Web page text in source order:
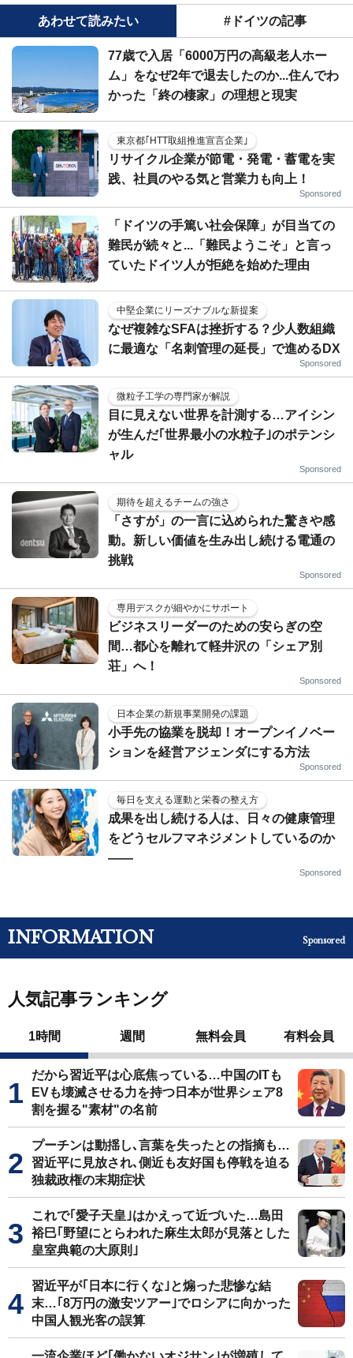
あわせて読みたい #ドイツの記事
77歳で入居「6000万円の高級老人ホー
ム」をなぜ2年で退去したのか...住んでわ
かった「終の棲家」の理想と現実
東京都｢HTT取組推進宣言企業｣
リサイクル企業が節電・発電・蓄電を実
践、社員のやる気と営業力も向上！
Sponsored
「ドイツの手篤い社会保障」が目当ての
難民が続々と...「難民ようこそ」と言っ
ていたドイツ人が拒絶を始めた理由
中堅企業にリーズナブルな新提案
なぜ複雑なSFAは挫折する？少人数組織
に最適な「名刺管理の延長」で進めるDX
Sponsored
微粒子工学の専門家が解説
目に見えない世界を計測する…アイシン
が生んだ｢世界最小の水粒子｣のポテンシ
ャル
Sponsored
期待を超えるチームの強さ
「さすが」の一言に込められた驚きや感
動。新しい価値を生み出し続ける電通の
挑戦
Sponsored
専用デスクが細やかにサポート
ビジネスリーダーのための安らぎの空
間…都心を離れて軽井沢の「シェア別
荘」へ！
Sponsored
日本企業の新規事業開発の課題
小手先の協業を脱却！オープンイノベー
ションを経営アジェンダにする方法
Sponsored
毎日を支える運動と栄養の整え方
成果を出し続ける人は、日々の健康管理
をどうセルフマネジメントしているのか
——
Sponsored
INFORMATION Sponsored
人気記事ランキング
1時間 週間 無料会員 有料会員
だから習近平は心底焦っている…中国のITも
EVも壊滅させる力を持つ日本が世界シェア8
割を握る"素材"の名前
プーチンは動揺し､言葉を失ったとの指摘も…
習近平に見放され､側近も友好国も停戦を迫る
独裁政権の末期症状
これで｢愛子天皇｣はかえって近づいた…島田
裕巳｢野望にとらわれた麻生太郎が見落とした
皇室典範の大原則｣
習近平が｢日本に行くな｣と煽った悲惨な結
末…｢8万円の激安ツアー｣でロシアに向かった
中国人観光客の誤算